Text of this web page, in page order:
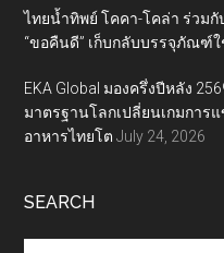
ไทยน้ำทิพย์ โคคา-โคล่า ร่วมกั
“ขอคืนดี” เก็บกลับบรรจุภัณฑ์ใ
EKA Global มองครึ่งปีหลัง
มาตรฐานโลกเปลี่ยนเกมกา
อาหารไทยโต July 24, 2026
SEARCH